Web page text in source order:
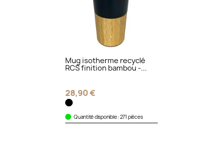
Mug isotherme recyclé
RCS finition bambou -...
28,90 €
Quantité disponible : 271 pièces